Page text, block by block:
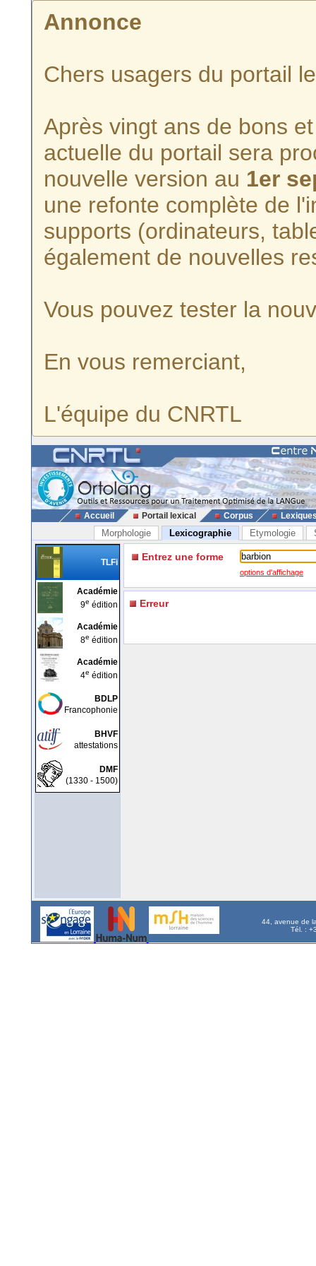
Annonce
Chers usagers du portail
Après vingt ans de bons
actuelle du portail sera
nouvelle version au 1er
une refonte complète de
supports (ordinateurs,
également de nouvelles
Vous pouvez tester la
En vous remerciant,
L'équipe du CNRTL
Accueil Portail lexical Corpus
Morphologie Lexicographie Etymologie
TLFi
Académie
9e édition
Académie
8e édition
Académie
4e édition
BDLP
Francophonie
BHVF
attestations
DMF
(1330 - 1500)
Entrez une forme
options d'affichage
Erreur
44, avenue de
Tél. :